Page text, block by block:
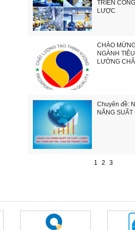
TRIỂN
LƯỢC
CHÀO
NGÀNH
LƯỜNG
Chuyên đề:
NĂNG
1 2 3